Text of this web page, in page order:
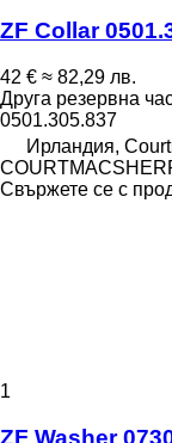
ZF Collar
42 € ≈ 82,29 лв.
Друга резервна
0501.305.837
Ирландия,
Свържете се с
1
ZF Washer